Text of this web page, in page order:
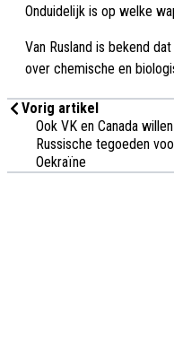
Onduidelijk is op welke
Van Rusland is bekend
over chemische en
Vorig artikel
Ook VK en Canada willen
Russische tegoeden
Oekraïne